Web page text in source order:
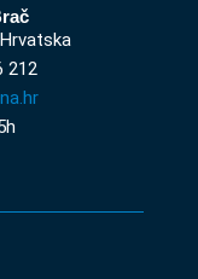
212